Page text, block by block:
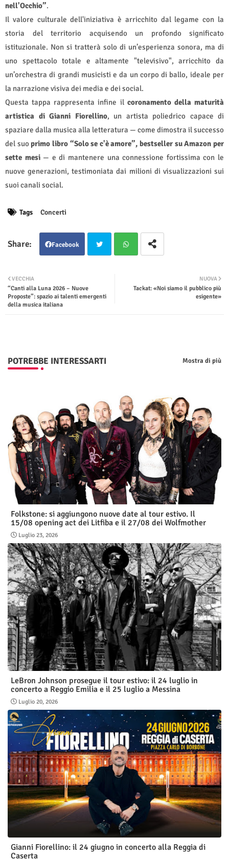
nell'Occhio”.
Il valore culturale dell'iniziativa è arricchito dal legame con la
storia del territorio acquisendo un profondo significato
istituzionale. Non si tratterà solo di un’esperienza sonora, ma di
uno spettacolo totale e altamente "televisivo", arricchito da
un’orchestra di grandi musicisti e da un corpo di ballo, ideale per
la narrazione visiva dei media e dei social.
Questa tappa rappresenta infine il coronamento della maturità
artistica di Gianni Fiorellino, un artista poliedrico capace di
spaziare dalla musica alla letteratura — come dimostra il successo
del suo primo libro “Solo se c'è amore”, bestseller su Amazon per
sette mesi— e di mantenere una connessione fortissima con le
nuove generazioni, testimoniata dai milioni di visualizzazioni sui
suoi canali social.
Tags Concerti
Facebook
NUOVA
Tackat: «Noi siamo il pubblico più
esigente»
VECCHIA
“Canti alla Luna 2026 – Nuove
Proposte”: spazio ai talenti emergenti
della musica italiana
POTREBBE INTERESSARTI Mostra di più
Folkstone: si aggiungono nuove date al tour estivo. Il
15/08 opening act dei Litfiba e il 27/08 dei Wolfmother
Luglio 23, 2026
LeBron Johnson prosegue il tour estivo: il 24 luglio in
concerto a Reggio Emilia e il 25 luglio a Messina
Luglio 20, 2026
Gianni Fiorellino: il 24 giugno in concerto alla Reggia di
Caserta